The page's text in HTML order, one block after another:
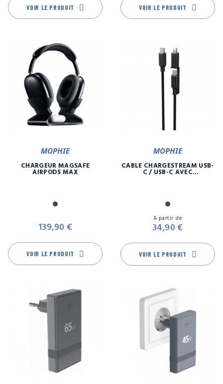
VOIR LE PRODUIT VOIR LE PRODUIT
MOPHIE
CHARGEUR MAGSAFE
AIRPODS MAX
Noir
139,90 €
VOIR LE PRODUIT
MOPHIE
CÂBLE CHARGESTREAM USB-
C / USB-C AVEC
Noir
A partir de
34,90 €
VOIR LE PRODUIT